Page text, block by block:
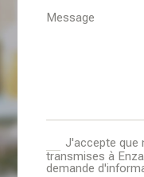
J'accepte que
transmises à
demande